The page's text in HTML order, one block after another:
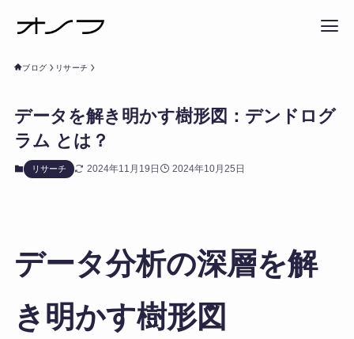
ブログ リサーチ
データを解き明かす樹形図：デンドログ
ラム とは？
リサーチ 2024年11月19日 2024年10月25日
データ分析の深層を解
き明かす樹形図